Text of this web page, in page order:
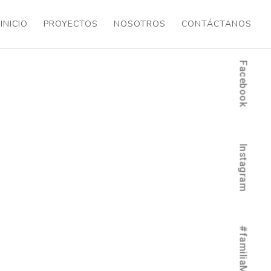
INICIO PROYECTOS NOSOTROS CONTÁCTANOS
Facebook
Instagram